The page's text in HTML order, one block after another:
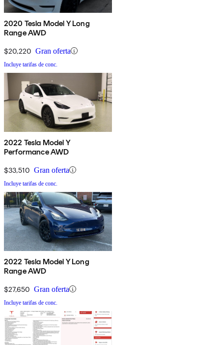
2020 Tesla Model Y Long
Range AWD
$20,220 Gran oferta
Incluye tarifas de conc.
2022 Tesla Model Y
Performance AWD
$33,510 Gran oferta
Incluye tarifas de conc.
2022 Tesla Model Y Long
Range AWD
$27,650 Gran oferta
Incluye tarifas de conc.